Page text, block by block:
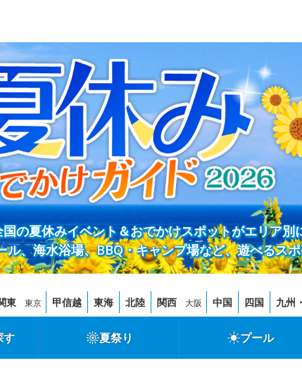
の夏休みイベント＆おでかけスポットがエリア別
ル、海水浴場、BBQ・キャンプ場など、遊べるス
東 東京 甲信越 東海 北陸 関西 大阪 中国 四国 九州
す 夏祭り プール